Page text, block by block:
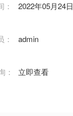
： 2022年05月24日
： admin
： 立即查看